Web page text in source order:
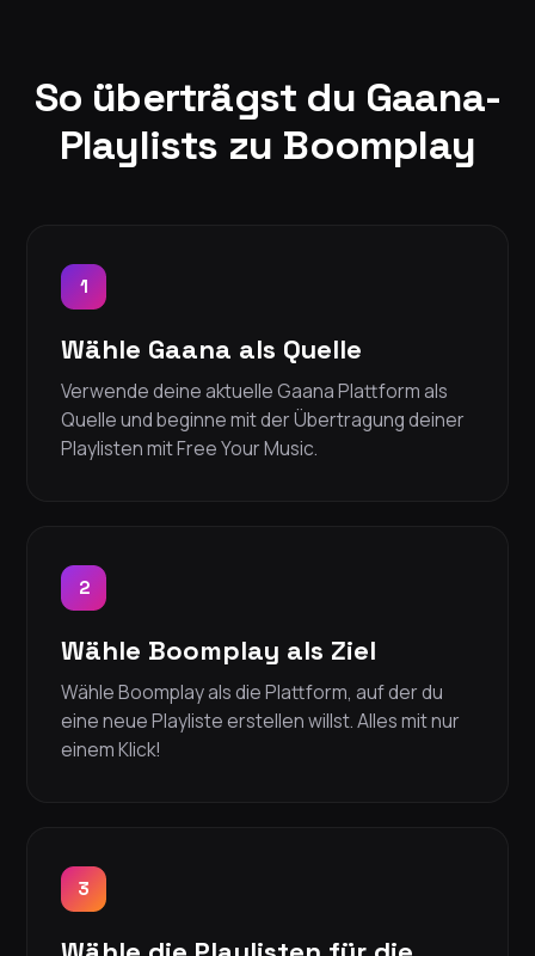
So überträgst du Gaana-
Playlists zu Boomplay
1
Wähle Gaana als Quelle
Verwende deine aktuelle Gaana Plattform als
Quelle und beginne mit der Übertragung deiner
Playlisten mit Free Your Music.
2
Wähle Boomplay als Ziel
Wähle Boomplay als die Plattform, auf der du
eine neue Playliste erstellen willst. Alles mit nur
einem Klick!
3